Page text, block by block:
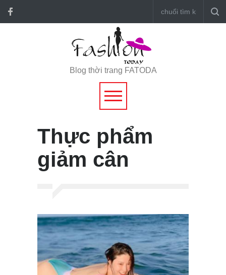
Blog thời trang FATODA
Thực phẩm
giảm cân